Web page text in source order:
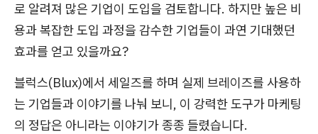
로 알려져 많은 기업이 도입을 검토합니다. 하지만 높은 비
용과 복잡한 도입 과정을 감수한 기업들이 과연 기대했던
효과를 얻고 있을까요?
블럭스(Blux)에서 세일즈를 하며 실제 브레이즈를 사용하
는 기업들과 이야기를 나눠 보니, 이 강력한 도구가 마케팅
의 정답은 아니라는 이야기가 종종 들렸습니다.